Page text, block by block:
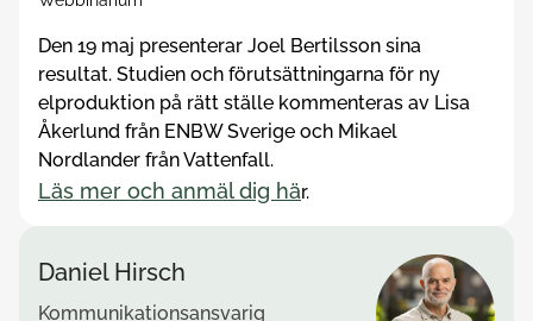
Den 19 maj presenterar Joel Bertilsson sina
resultat. Studien och förutsättningarna för ny
elproduktion på rätt ställe kommenteras av Lisa
Åkerlund från ENBW Sverige och Mikael
Nordlander från Vattenfall.
Läs mer och anmäl dig här.
Daniel Hirsch
Kommunikationsansvarig